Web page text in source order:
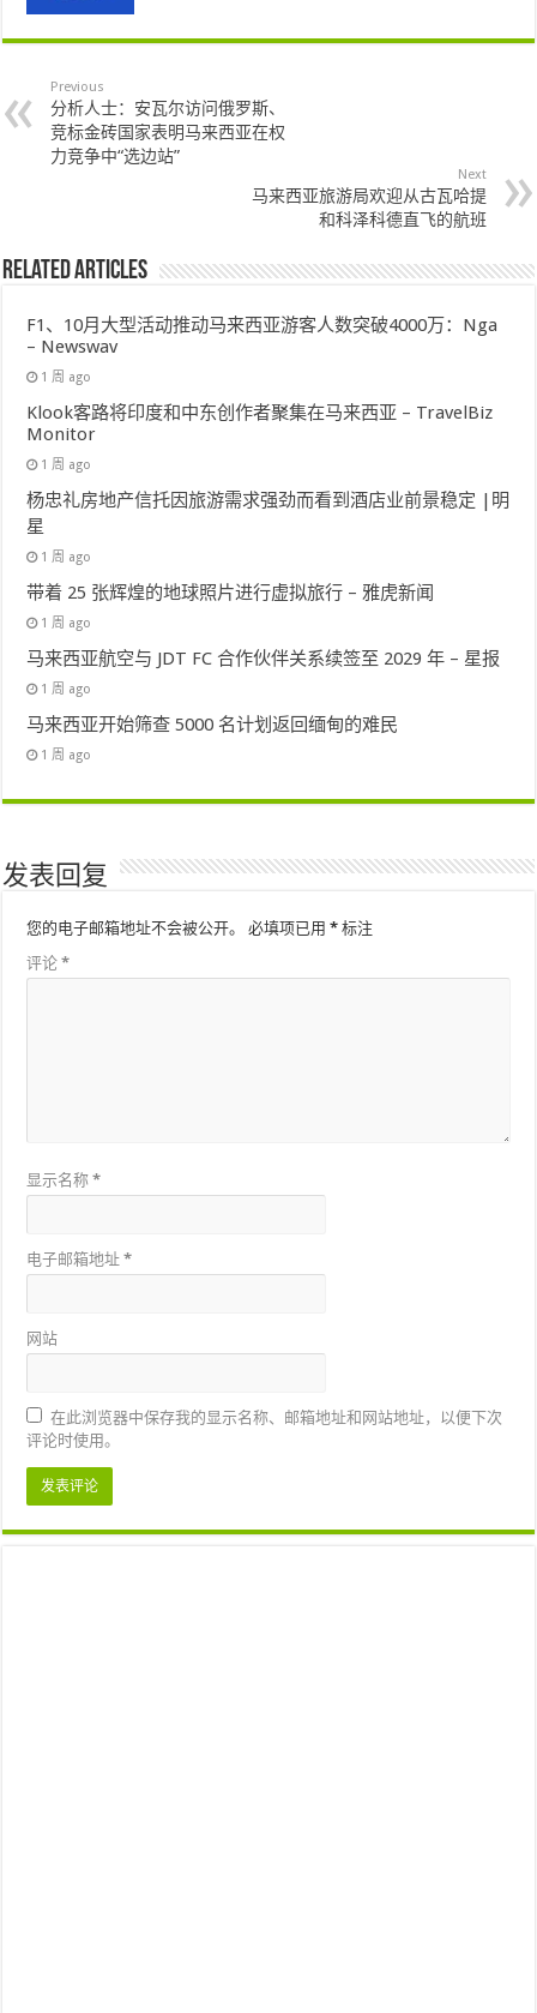
Previous
分析人士：安瓦尔访问俄罗斯、
竞标金砖国家表明马来西亚在权
力竞争中“选边站”
Next
马来西亚旅游局欢迎从古瓦哈提
和科泽科德直飞的航班
Related Articles
F1、10月大型活动推动马来西亚游客人数突破4000万：Nga
– Newswav
1 周 ago
Klook客路将印度和中东创作者聚集在马来西亚 – TravelBiz
Monitor
1 周 ago
杨忠礼房地产信托因旅游需求强劲而看到酒店业前景稳定 |明
星
1 周 ago
带着 25 张辉煌的地球照片进行虚拟旅行 – 雅虎新闻
1 周 ago
马来西亚航空与 JDT FC 合作伙伴关系续签至 2029 年 – 星报
1 周 ago
马来西亚开始筛查 5000 名计划返回缅甸的难民
1 周 ago
发表回复
您的电子邮箱地址不会被公开。 必填项已用* 标注
评论*
显示名称*
电子邮箱地址*
网站
在此浏览器中保存我的显示名称、邮箱地址和网站地址，以便下次
评论时使用。